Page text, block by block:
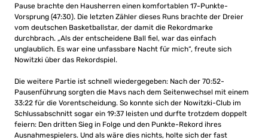
Pause brachte den Hausherren einen komfortablen 17-Punkte-
Vorsprung (47:30). Die letzten Zähler dieses Runs brachte der Dreier
vom deutschen Basketballstar, der damit die Rekordmarke
durchbrach. „Als der entscheidene Ball fiel, war das einfach
unglaublich. Es war eine unfassbare Nacht für mich“, freute sich
Nowitzki über das Rekordspiel.
Die weitere Partie ist schnell wiedergegeben: Nach der 70:52-
Pausenführung sorgten die Mavs nach dem Seitenwechsel mit einem
33:22 für die Vorentscheidung. So konnte sich der Nowitzki-Club im
Schlussabschnitt sogar ein 19:37 leisten und durfte trotzdem doppelt
feiern: Den dritten Sieg in Folge und den Punkte-Rekord ihres
Ausnahmespielers. Und als wäre dies nichts, holte sich der fast